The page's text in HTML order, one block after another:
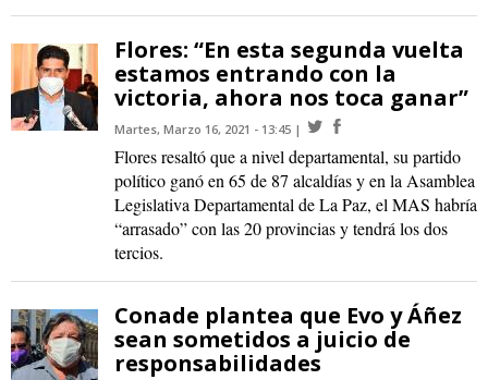
Flores: “En esta segunda vuelta
estamos entrando con la
victoria, ahora nos toca ganar”
Martes, Marzo 16, 2021 - 13:45
Flores resaltó que a nivel departamental, su partido
político ganó en 65 de 87 alcaldías y en la Asamblea
Legislativa Departamental de La Paz, el MAS habría
“arrasado” con las 20 provincias y tendrá los dos
tercios.
Conade plantea que Evo y Áñez
sean sometidos a juicio de
responsabilidades